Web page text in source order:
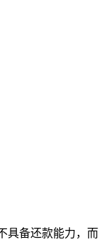
具备还款能力，而